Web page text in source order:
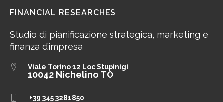
FINANCIAL RESEARCHES
Studio di pianificazione strategica, marketing e
finanza d’impresa
Viale Torino 12 Loc Stupinigi
10042 Nichelino TO
+39 345 3281850